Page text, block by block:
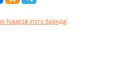
товаров этого бренда!